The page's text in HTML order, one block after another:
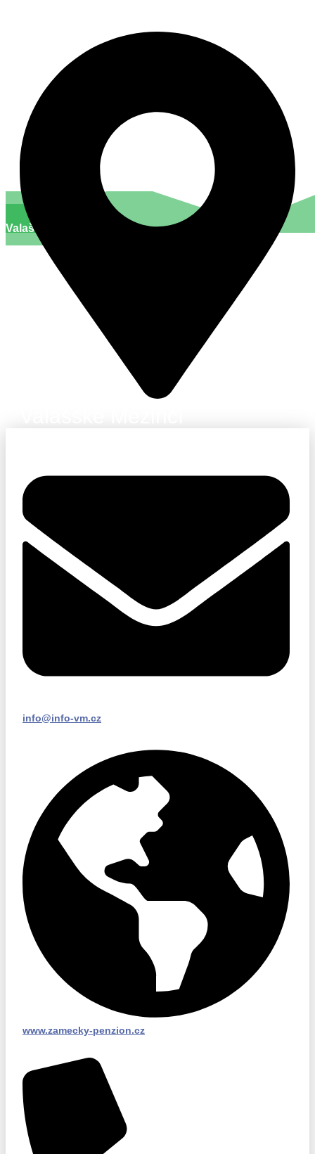
Valašsko
info@info-vm.cz
www.zamecky-penzion.cz